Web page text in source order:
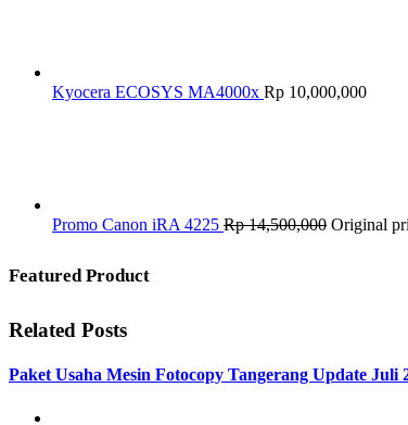
Kyocera ECOSYS MA4000x Rp 10,000,000
Promo Canon iRA 4225 Rp14,500,000 Original
Featured Product
Related Posts
Paket Usaha Mesin Fotocopy Tangerang Update Juli